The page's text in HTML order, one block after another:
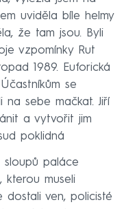
uviděla bíle helmy
že tam jsou. Byli
vzpomínky Rut
1989. Euforická
se
sebe mačkat. Jiří
a vytvořit jim
poklidná
sloupů paláce
kterou museli
dostali ven, policisté